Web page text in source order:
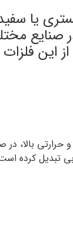
یا
صنایع
این
و حرارتی
تبدیل کرده